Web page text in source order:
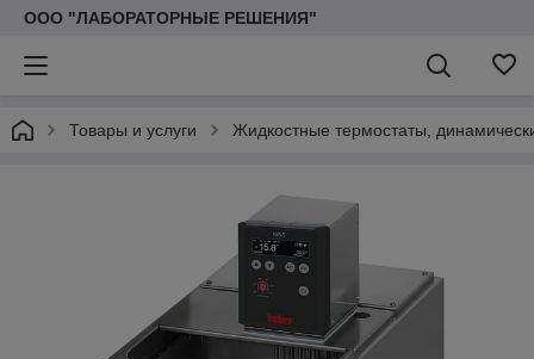
ООО "ЛАБОРАТОРНЫЕ РЕШЕНИЯ"
Товары и услуги Жидкостные термостаты,